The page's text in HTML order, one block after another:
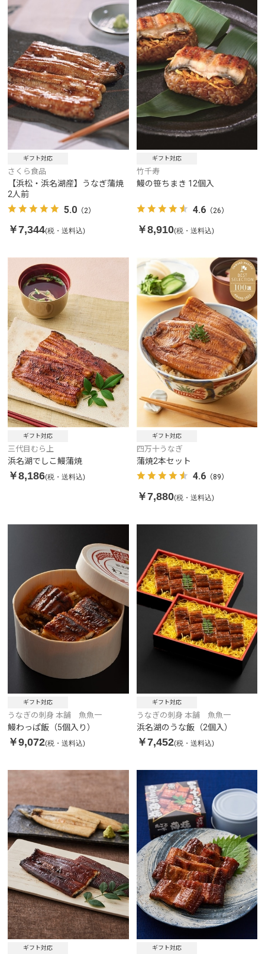
ギフト対応
さくら食品
【浜松・浜名湖産】うなぎ蒲焼
2人前
5.0 （2）
￥7,344(税・送料込)
ギフト対応
竹千寿
鰻の笹ちまき 12個入
4.6（26）
￥8,910(税・送料込)
ギフト対応
三代目むら上
浜名湖でしこ鰻蒲焼
￥8,186(税・送料込)
ギフト対応
四万十うなぎ
蒲焼2本セット
4.6（89）
￥7,880(税・送料込)
ギフト対応
うなぎの刺身 本舗 魚魚一
鰻わっぱ飯（5個入り）
￥9,072(税・送料込)
ギフト対応
うなぎの刺身 本舗 魚魚一
浜名湖のうな飯（2個入）
￥7,452(税・送料込)
ギフト対応 ギフト対応